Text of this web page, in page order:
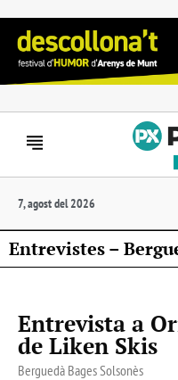
7, agost del 2026
Entrevistes –
Entrevista a
de Liken Skis
Berguedà Bages Solsonès